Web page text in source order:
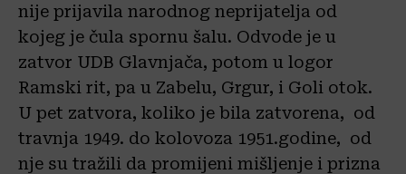
nije prijavila narodnog neprijatelja od
kojeg je čula spornu šalu. Odvode je u
zatvor UDB Glavnjača, potom u logor
Ramski rit, pa u Zabelu, Grgur, i Goli otok.
U pet zatvora, koliko je bila zatvorena, od
travnja 1949. do kolovoza 1951.godine, od
nje su tražili da promijeni mišljenje i prizna